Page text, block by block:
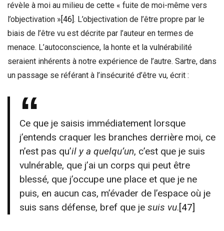
révèle à moi au milieu de cette « fuite de moi-même vers
l’objectivation » [46] . L’objectivation de l’être propre par le
biais de l’être vu est décrite par l’auteur en termes de
menace. L’autoconscience, la honte et la vulnérabilité
seraient inhérents à notre expérience de l’autre. Sartre, dans
un passage se référant à l’insécurité d’être vu, écrit :
Ce que je saisis immédiatement lorsque
j’entends craquer les branches derrière moi, ce
n’est pas qu’il y a quelqu’un, c’est que je suis
vulnérable, que j’ai un corps qui peut être
blessé, que j’occupe une place et que je ne
puis, en aucun cas, m’évader de l’espace où je
suis sans défense, bref que jesuis vu.[47]